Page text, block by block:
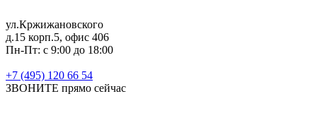
ул.Кржижановского
д.15 корп.5, офис 406
Пн-Пт: с 9:00 до 18:00
+7 (495) 120 66 54
ЗВОНИТЕ прямо сейчас